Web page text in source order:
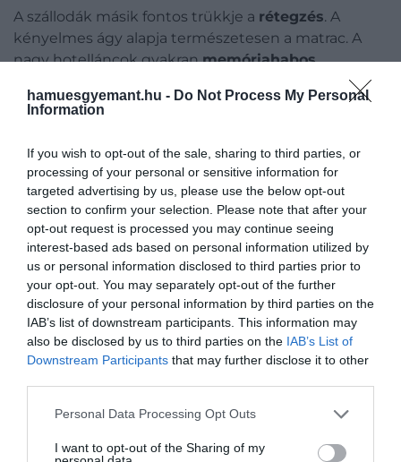
hamuesgyemant.hu - Do Not Process My Personal
Information
If you wish to opt-out of the sale, sharing to third parties, or
processing of your personal or sensitive information for
targeted advertising by us, please use the below opt-out
section to confirm your selection. Please note that after your
opt-out request is processed you may continue seeing
interest-based ads based on personal information utilized by
us or personal information disclosed to third parties prior to
your opt-out. You may separately opt-out of the further
disclosure of your personal information by third parties on the
IAB’s list of downstream participants. This information may
also be disclosed by us to third parties on the IAB’s List of
Downstream Participants that may further disclose it to other
Please note that this website/app uses one or more Google
not limited to your visit or usage behaviour. You may click to
Personal Data Processing Opt Outs
I want to opt-out of the Sharing of my
A szállodák másik fontos trükkje a rétegzés. A
kényelmes ágy alapja természetesen a matrac. A
nagy hotelláncok gyakranmemóriahabos
követik a test formáját, miközben egyenletesebben
ágyneműk. Az egyiptomi pamut és a magasabb,
legalább300-as vagy annál magasabbszálszámú
huzatok jobb szellőzést és kellemesebb tapintást
biztosíthatnak. A szálak számlálását sokan
marketingfogásnak gondolják, de a prémium
hotelek valóban nagy hangsúlyt fektetnek a
puhább, tartósabb textíliákra.
párnáklegalább ennyire fontosak. A szállodák
gyakran többféle méretű és keménységű párnát
tesznek az ágyra, mivel nem mindenki ugyanúgy
párnák ráadásul vizuálisan is a luxus hatását
kelthetik.